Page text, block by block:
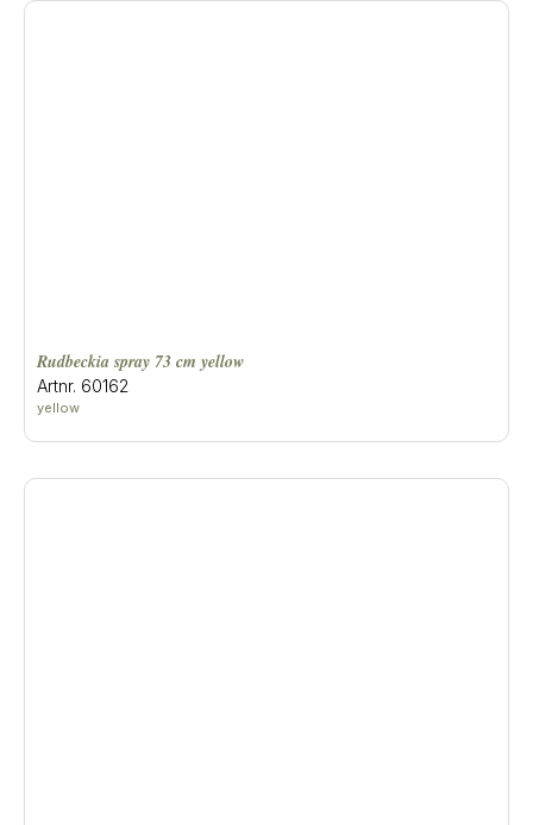
rudbeckia spray 73 cm yellow
Artnr. 60162
yellow